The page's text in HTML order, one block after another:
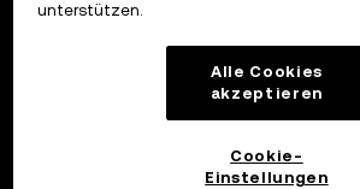
unterstützen.
Alle Cookies
akzeptieren
Cookie-
Einstellungen